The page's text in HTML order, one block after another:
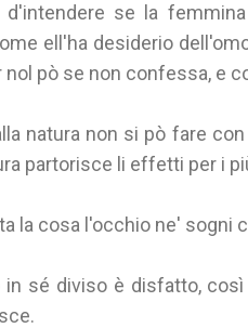
d'intendere se la
ell'ha desiderio
nol pò se non confessa, e
natura non si pò fare
partorisce li effetti per i
la cosa l'occhio ne' sogni
in sé diviso è disfatto,